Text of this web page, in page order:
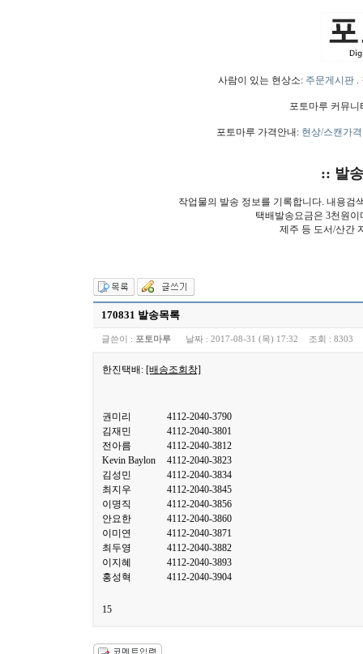
사람이 있는 현상소: 주문게시판.
포토마루 커뮤
포토마루 가격안내: 현상/스캔가격
:: 발
작업물의 발송 정보를 기록합니다. 내용검
택배발송요금은 3천원
제주 등 도서/산간
170831 발송목록
글쓴이 : 포토마루 날짜 : 2017-08-31 (목) 17:32 조회 : 8303
한진택배: [배송조회창]
권미리
4112-2040-3790
김재민
4112-2040-3801
전아름
4112-2040-3812
Kevin Baylon
4112-2040-3823
김성민
4112-2040-3834
최지우
4112-2040-3845
이명직
4112-2040-3856
안요한
4112-2040-3860
이미연
4112-2040-3871
최두영
4112-2040-3882
이지혜
4112-2040-3893
홍성혁
4112-2040-3904
15